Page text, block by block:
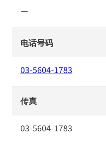
ー
电话号码
03-5604-1783
传真
03-5604-1783